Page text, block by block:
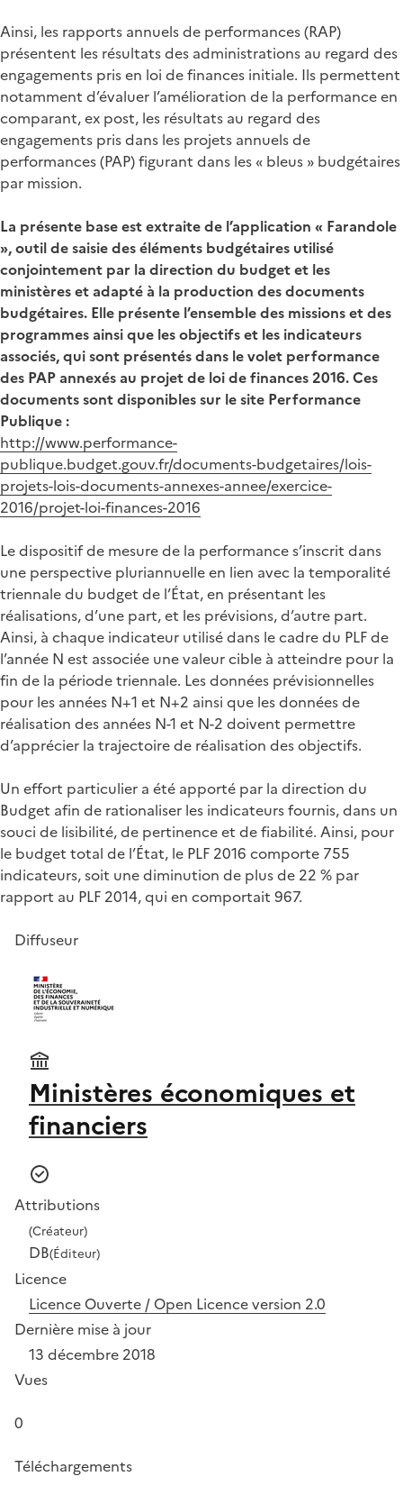
Ainsi, les rapports annuels de performances (RAP)
présentent les résultats des administrations au regard des
engagements pris en loi de finances initiale. Ils permettent
notamment d’évaluer l’amélioration de la performance en
comparant, ex post, les résultats au regard des
engagements pris dans les projets annuels de
performances (PAP) figurant dans les « bleus » budgétaires
par mission.
La présente base est extraite de l’application « Farandole
», outil de saisie des éléments budgétaires utilisé
conjointement par la direction du budget et les
ministères et adapté à la production des documents
budgétaires. Elle présente l’ensemble des missions et des
programmes ainsi que les objectifs et les indicateurs
associés, qui sont présentés dans le volet performance
des PAP annexés au projet de loi de finances 2016. Ces
documents sont disponibles sur le site Performance
Publique :
http://www.performance-
publique.budget.gouv.fr/documents-budgetaires/lois-
projets-lois-documents-annexes-annee/exercice-
2016/projet-loi-finances-2016
Le dispositif de mesure de la performance s’inscrit dans
une perspective pluriannuelle en lien avec la temporalité
triennale du budget de l’État, en présentant les
réalisations, d’une part, et les prévisions, d’autre part.
Ainsi, à chaque indicateur utilisé dans le cadre du PLF de
l’année N est associée une valeur cible à atteindre pour la
fin de la période triennale. Les données prévisionnelles
pour les années N+1 et N+2 ainsi que les données de
réalisation des années N-1 et N-2 doivent permettre
d’apprécier la trajectoire de réalisation des objectifs.
Un effort particulier a été apporté par la direction du
Budget afin de rationaliser les indicateurs fournis, dans un
souci de lisibilité, de pertinence et de fiabilité. Ainsi, pour
le budget total de l’État, le PLF 2016 comporte 755
indicateurs, soit une diminution de plus de 22 % par
rapport au PLF 2014, qui en comportait 967.
Diffuseur
Ministères économiques et
financiers
Attributions
(Créateur)
DB(Éditeur)
Licence
Licence Ouverte / Open Licence version 2.0
Dernière mise à jour
13 décembre 2018
Vues
0
Téléchargements